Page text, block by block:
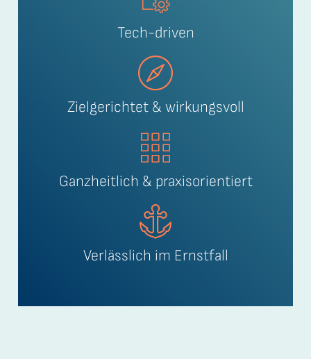
Tech-driven
Zielgerichtet & wirkungsvoll
Ganzheitlich & praxisorientiert
Verlässlich im Ernstfall